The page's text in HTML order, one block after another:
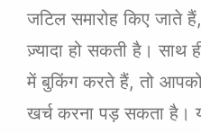
जटिल समारोह किए जाते
ज़्यादा हो सकती है।
में बुकिंग करते हैं, तो आपको
खर्च करना पड़ सकता है।